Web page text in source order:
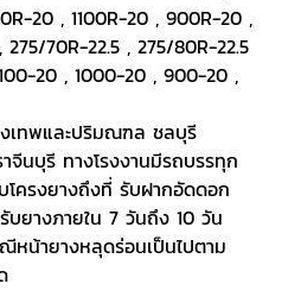
20 , 1100R-20 , 900R-20 ,
275/70R-22.5 , 275/80R-22.5
20 , 1000-20 , 900-20 ,
เทพและปริมณฑล ชลบุรี
าจีนบุรี ทางโรงงานมีรถบรรทุก
โครงยางถึงที่ รับฝากอัดดอก
บยางภายใน 7 วันถึง 10 วัน
หน้ายางหลุดร่อนเป็นไปตาม